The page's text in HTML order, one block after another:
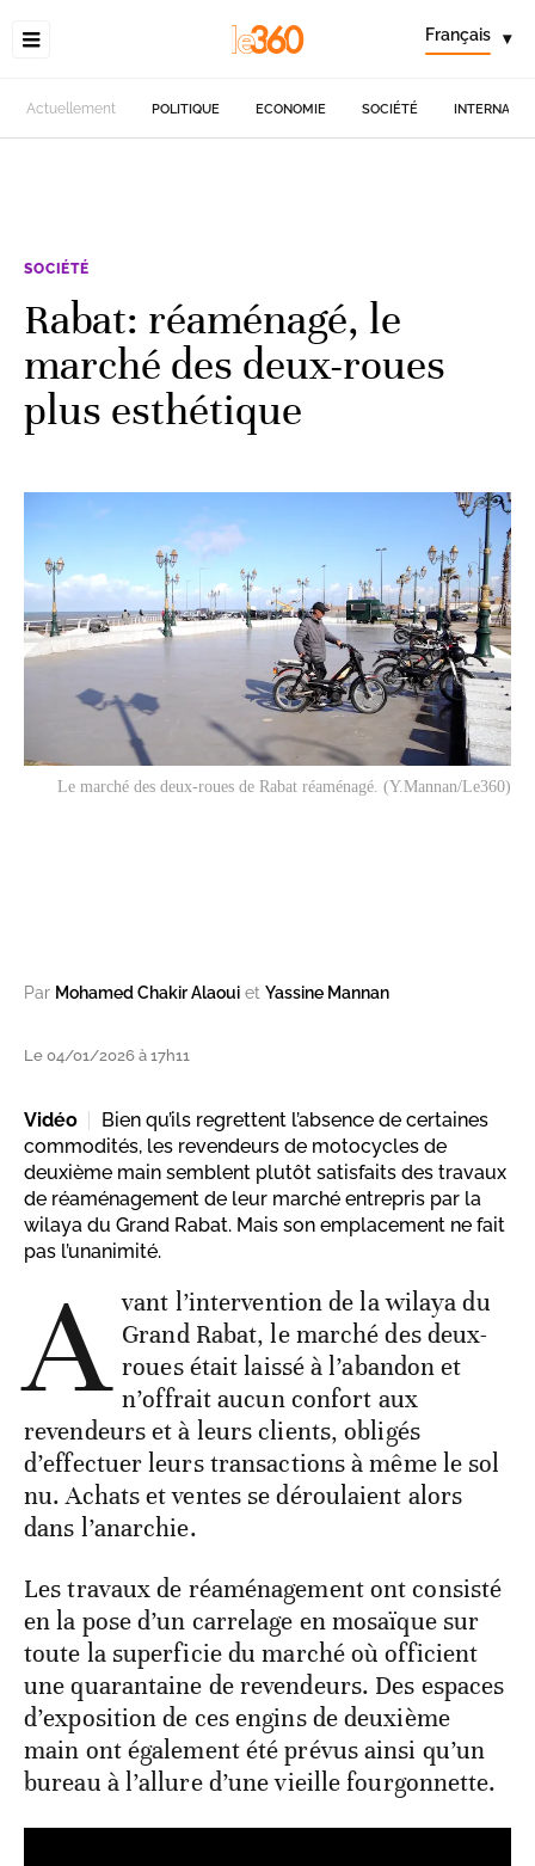
Français ▾
Actuellement POLITIQUE ECONOMIE SOCIÉTÉ
SOCIÉTÉ
Rabat: réaménagé, le
marché des deux-roues
plus esthétique
Le marché des deux-roues de Rabat réaménagé. (Y.Mannan/Le360)
Par Mohamed Chakir Alaoui et Yassine Mannan
Le 04/01/2026 à 17h11
Vidéo
Bien qu’ils regrettent l’absence de certaines
commodités, les revendeurs de motocycles de
deuxième main semblent plutôt satisfaits des travaux
de réaménagement de leur marché entrepris par la
wilaya du Grand Rabat. Mais son emplacement ne fait
pas l’unanimité.
A vant l’intervention de la wilaya du
Grand Rabat, le marché des deux-
roues était laissé à l’abandon et
n’offrait aucun confort aux
revendeurs et à leurs clients, obligés
d’effectuer leurs transactions à même le sol
nu. Achats et ventes se déroulaient alors
dans l’anarchie.
Les travaux de réaménagement ont consisté
en la pose d’un carrelage en mosaïque sur
toute la superficie du marché où officient
une quarantaine de revendeurs. Des espaces
d’exposition de ces engins de deuxième
main ont également été prévus ainsi qu’un
bureau à l’allure d’une vieille fourgonnette.